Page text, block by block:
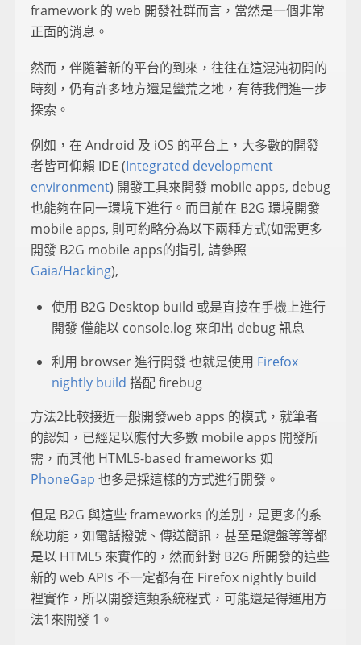
framework 的 web 開發社群而言，當然是一個非常
正面的消息。
然而，伴隨著新的平台的到來，往往在這混沌初開的
時刻，仍有許多地方還是蠻荒之地，有待我們進一步
探索。
例如，在 Android 及 iOS 的平台上，大多數的開發
者皆可仰賴 IDE (Integrated development
environment) 開發工具來開發 mobile apps, debug
也能夠在同一環境下進行。而目前在 B2G 環境開發
mobile apps, 則可約略分為以下兩種方式(如需更多
開發 B2G mobile apps的指引, 請參照
Gaia/Hacking),
使用 B2G Desktop build 或是直接在手機上進行
開發 僅能以 console.log 來印出 debug 訊息
利用 browser 進行開發 也就是使用 Firefox
nightly build 搭配 firebug
方法2比較接近一般開發web apps 的模式，就筆者
的認知，已經足以應付大多數 mobile apps 開發所
需，而其他 HTML5-based frameworks 如
PhoneGap 也多是採這樣的方式進行開發。
但是 B2G 與這些 frameworks 的差別，是更多的系
統功能，如電話撥號、傳送簡訊，甚至是鍵盤等等都
是以 HTML5 來實作的，然而針對 B2G 所開發的這些
新的 web APIs 不一定都有在 Firefox nightly build
裡實作，所以開發這類系統程式，可能還是得運用方
法1來開發 1。